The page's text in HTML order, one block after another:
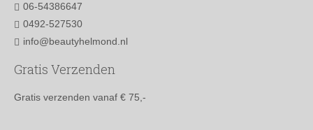
06-54386647
0492-527530
info@beautyhelmond.nl
Gratis Verzenden
Gratis verzenden vanaf € 75,-